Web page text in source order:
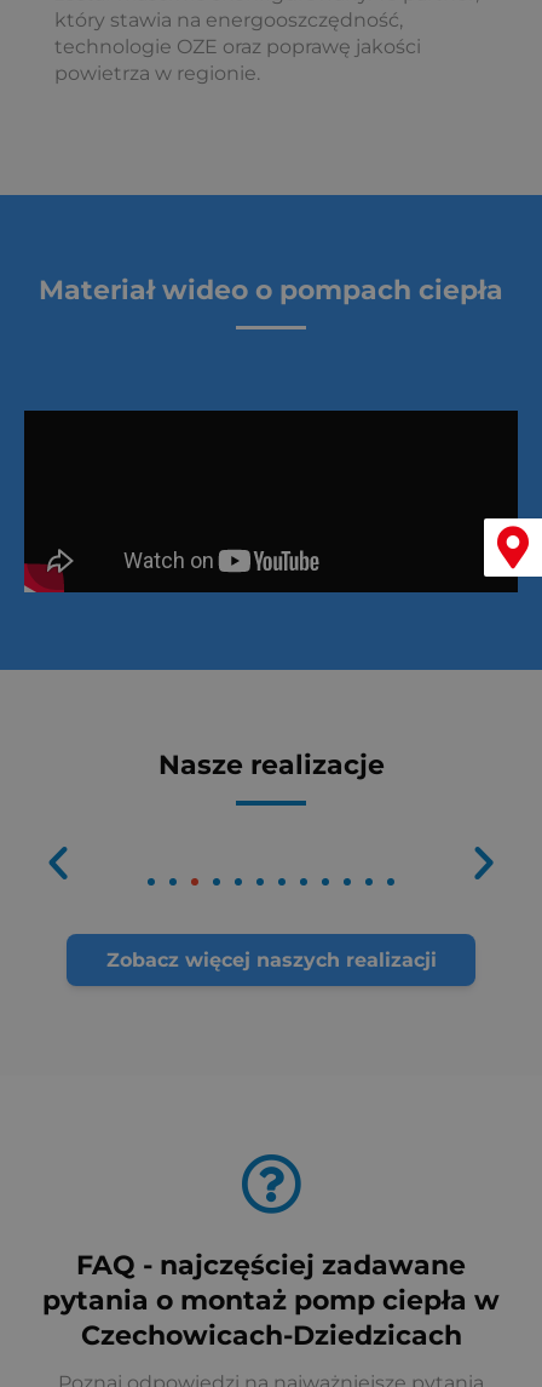
który stawia na energooszczędność,
technologie OZE oraz poprawę jakości
powietrza w regionie.
Materiał wideo o pompach ciepła
Nasze realizacje
Zobacz więcej naszych realizacji
FAQ - najczęściej zadawane
pytania o montaż pomp ciepła w
Czechowicach-Dziedzicach
Menu